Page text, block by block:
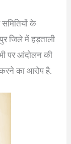
के
जिले में हड़ताली
पर आंदोलन की
का आरोप है.